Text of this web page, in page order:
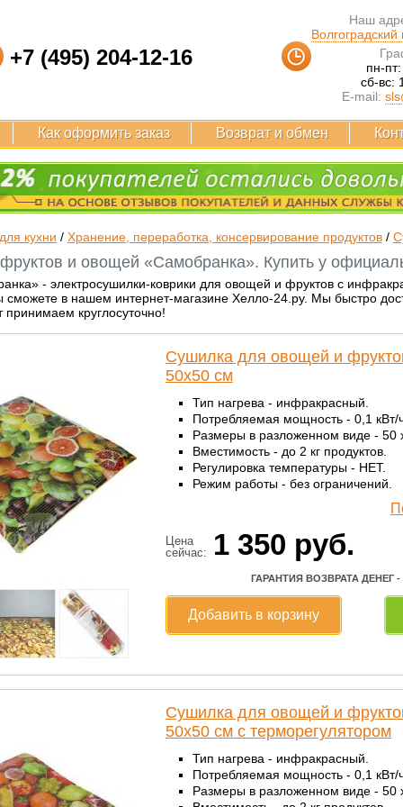
+7 (495) 204-12-16
Наш
пн-
сб-вс:
E-mail:
Как оформить заказ Возврат и обмен
кухни / Хранение, переработка, консервирование продуктов/
и овощей «Самобранка». Купить у
- электросушилки-коврики для овощей и фруктов с
сможете в нашем интернет-магазине Хелло-24.ру. Мы быстро
принимаем круглосуточно!
Сушилка для овощей и
50x50 см
Тип нагрева - инфракрасный.
Потребляемая мощность - 0,1 кВт/
Размеры в разложенном виде - 50
Вместимость - до 2 кг продуктов.
Регулировка температуры - НЕТ.
Режим работы - без ограничений.
Цена
сейчас:
1 350 руб.
ГАРАНТИЯ ВОЗВРАТА ДЕНЕГ
Добавить в корзину
Сушилка для овощей и
50x50 см с терморегулятором
Тип нагрева - инфракрасный.
Потребляемая мощность - 0,1 кВт/
Размеры в разложенном виде - 50